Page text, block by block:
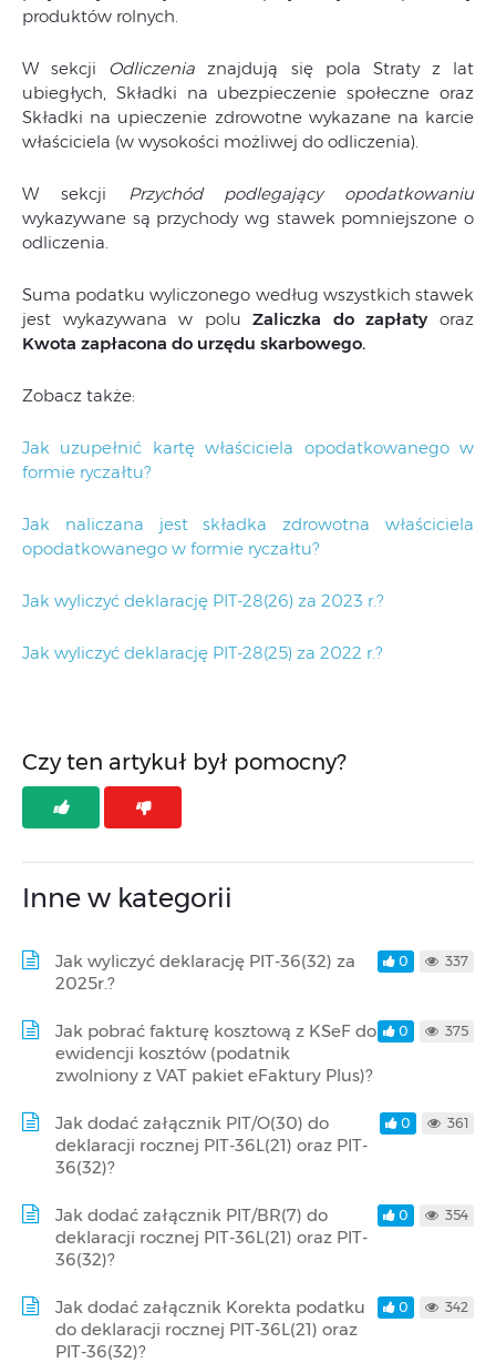
produktów rolnych.
W sekcji Odliczenia znajdują się pola Straty z lat
ubiegłych, Składki na ubezpieczenie społeczne oraz
Składki na upieczenie zdrowotne wykazane na karcie
właściciela (w wysokości możliwej do odliczenia).
W sekcji Przychód podlegający opodatkowaniu
wykazywane są przychody wg stawek pomniejszone o
odliczenia.
Suma podatku wyliczonego według wszystkich stawek
jest wykazywana w poluZaliczka do zapłaty oraz
Kwota zapłacona do urzędu skarbowego.
Zobacz także:
Jak uzupełnić kartę właściciela opodatkowanego w
formie ryczałtu?
Jak naliczana jest składka zdrowotna właściciela
opodatkowanego w formie ryczałtu?
Jak wyliczyć deklarację PIT-28(26) za 2023 r.?
Jak wyliczyć deklarację PIT-28(25) za 2022 r.?
Czy ten artykuł był pomocny?
Inne w kategorii
Jak wyliczyć deklarację PIT-36(32) za
2025r.?
0 337
Jak pobrać fakturę kosztową z KSeF do
ewidencji kosztów (podatnik
zwolniony z VAT pakiet eFaktury Plus)?
0 375
Jak dodać załącznik PIT/O(30) do
deklaracji rocznej PIT-36L(21) oraz PIT-
36(32)?
0 361
Jak dodać załącznik PIT/BR(7) do
deklaracji rocznej PIT-36L(21) oraz PIT-
36(32)?
0 354
Jak dodać załącznik Korekta podatku
do deklaracji rocznej PIT-36L(21) oraz
PIT-36(32)?
0 342